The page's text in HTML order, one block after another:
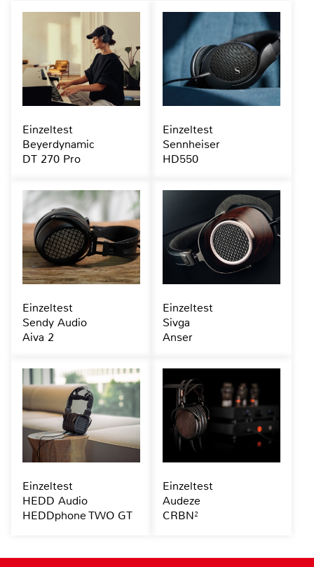
Einzeltest
Beyerdynamic
DT 270 Pro
Einzeltest
Sennheiser
HD550
Einzeltest
Sendy Audio
Aiva 2
Einzeltest
Sivga
Anser
Einzeltest
HEDD Audio
HEDDphone TWO GT
Einzeltest
Audeze
CRBN²